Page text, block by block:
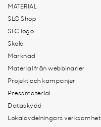
MATERIAL
SLC Shop
SLC logo
Skola
Marknad
Material från webbinarier
Projekt och kampanjer
Pressmaterial
Dataskydd
Lokalavdelningars verksamhet